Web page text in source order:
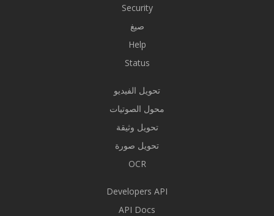
Security
صيغ
Help
Status
تحويل الفيديو
محول الصوتيات
تحويل وثيقة
تحويل صورة
OCR
Developers API
API Docs